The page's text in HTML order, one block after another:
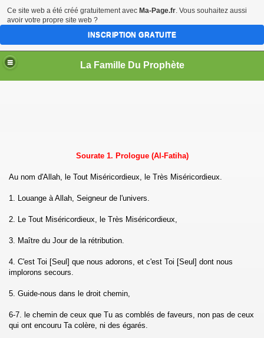
La Famille Du Prophète
Sourate 1. Prologue (Al-Fatiha)
Au nom d'Allah, le Tout Miséricordieux, le Très Miséricordieux.
1. Louange à Allah, Seigneur de l'univers.
2. Le Tout Miséricordieux, le Très Miséricordieux,
3. Maître du Jour de la rétribution.
4. C'est Toi [Seul] que nous adorons, et c'est Toi [Seul] dont nous
implorons secours.
5. Guide-nous dans le droit chemin,
6-7. le chemin de ceux que Tu as comblés de faveurs, non pas de ceux
qui ont encouru Ta colère, ni des égarés.
Imran)
Ce site web a été créé gratuitement avec Ma-Page.fr. Vous souhaitez aussi
avoir votre propre site web ?
INSCRIPTION GRATUITE